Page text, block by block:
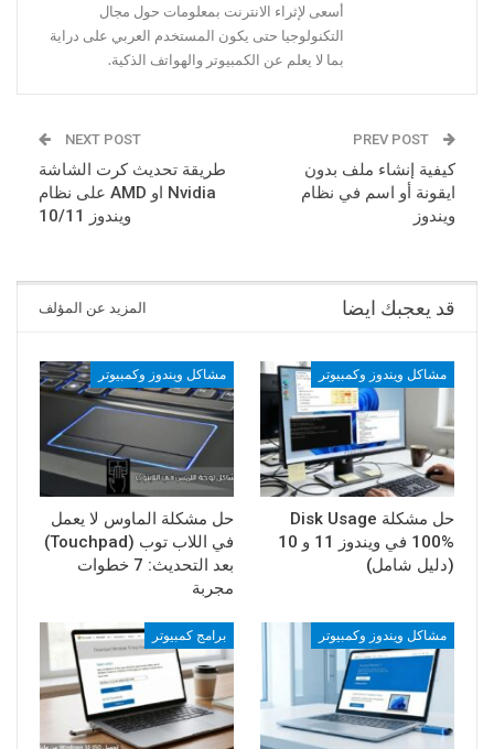
أسعى لإثراء الانترنت بمعلومات حول مجال
التكنولوجيا حتى يكون المستخدم العربي على دراية
بما لا يعلم عن الكمبيوتر والهواتف الذكية.
كيفية إنشاء ملف بدون
ايقونة أو اسم في نظام
ويندوز
NEXT POST
طريقة تحديث كرت الشاشة
Nvidia او AMD على نظام
ويندوز 10/11
قد يعجبك ايضا المزيد عن المؤلف
مشاكل ويندوز وكمبيوتر
حل مشكلة Disk Usage
100% في ويندوز 11 و 10
(دليل شامل)
مشاكل ويندوز وكمبيوتر
حل مشكلة الماوس لا يعمل
في اللاب توب (Touchpad)
بعد التحديث: 7 خطوات
مجربة
مشاكل ويندوز وكمبيوتر برامج كمبيوتر